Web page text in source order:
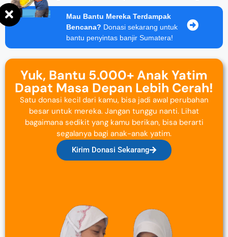
Mau Bantu Mereka Terdampak
Bencana? Donasi sekarang untuk
bantu penyintas banjir Sumatera!
Yuk, Bantu 5.000+ Anak Yatim
Dapat Masa Depan Lebih Cerah!
Satu donasi kecil dari kamu, bisa jadi awal perubahan
besar untuk mereka. Jangan tunggu nanti. Lihat
bagaimana sedikit yang kamu berikan, bisa berarti
segalanya bagi anak-anak yatim.
Kirim Donasi Sekarang